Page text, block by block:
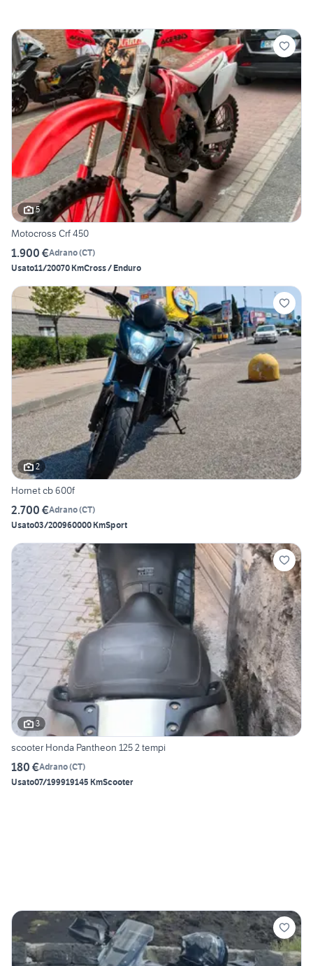
5
Motocross Crf 450
1.900 €Adrano(CT)
Usato11/20070 KmCross / Enduro
2
Hornet cb 600f
2.700 €Adrano(CT)
Usato03/200960000 KmSport
3
scooter Honda Pantheon 125 2 tempi
180 €Adrano(CT)
Usato07/199919145 KmScooter